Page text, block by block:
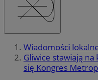
Wiadomości
Gliwice stawiają
się Kongres